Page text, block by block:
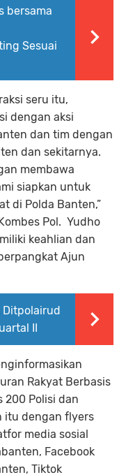
bersama
Sesuai
seru itu,
dengan aksi
dan tim dengan
dan sekitarnya.
membawa
siapkan untuk
di Polda Banten,”
Pol. Yudho
keahlian dan
Ajun
Ditpolairud
II
Rakyat Berbasis
200 Polisi dan
itu dengan flyers
media sosial
Facebook
Tiktok